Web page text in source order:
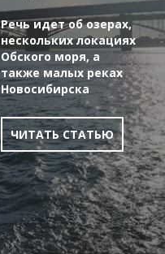
Речь идет об озерах,
нескольких локациях
Обского моря, а
также малых реках
Новосибирска
ЧИТАТЬ СТАТЬЮ